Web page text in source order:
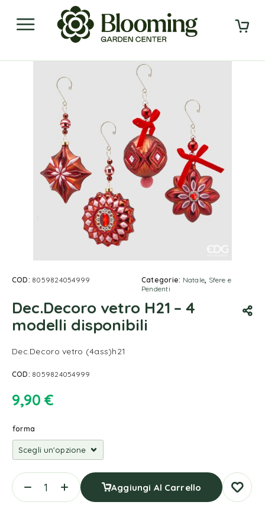
COD: 8059824054999 Categorie: Natale, Sfere e
Pendenti
Dec.Decoro vetro H21 – 4
modelli disponibili
Dec.Decoro vetro (4ass)h21
COD: 8059824054999
9,90 €
forma
Aggiungi Al Carrello